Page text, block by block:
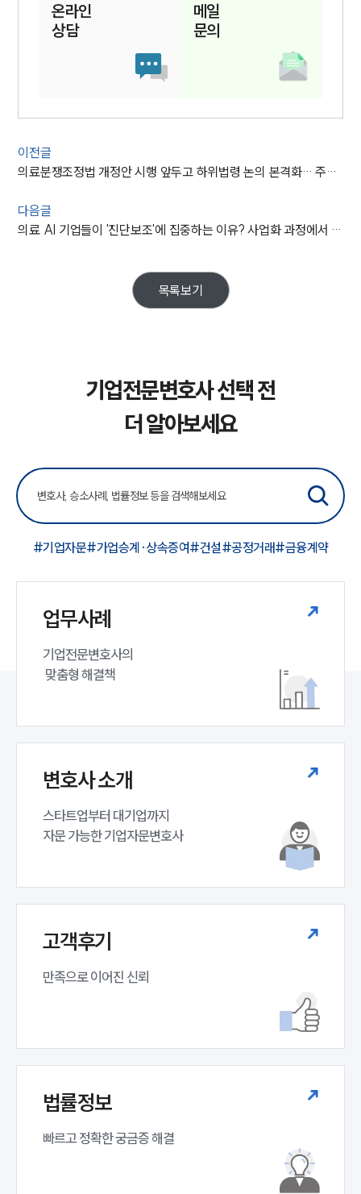
만화로 보는 사례
온라인
상담
메일
문의
이전글
의료분쟁조정법 개정안 시행 앞두고 하위법령 논의 본격화… 주요 쟁점은?
다음글
의료 AI 기업들이 '진단보조'에 집중하는 이유? 사업화 과정에서 점검해야 할 사항
목록보기
기업전문변호사 선택 전
더 알아보세요
#기업자문#가업승계·상속증여#건설#공정거래#금융계약
업무사례
기업전문변호사의
맞춤형 해결책
변호사 소개
스타트업부터 대기업까지
자문 가능한 기업자문변호사
고객후기
만족으로 이어진 신뢰
법률정보
빠르고 정확한 궁금증 해결